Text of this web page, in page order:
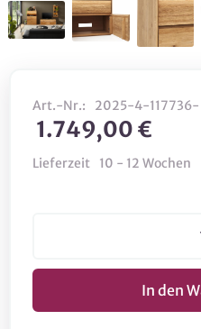
Art.-Nr.: 2025-4-117736-
1.749,00 €
Lieferzeit 10 - 12 Wochen